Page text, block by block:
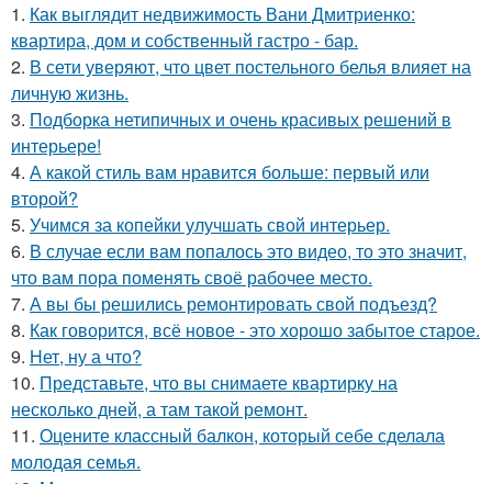
1. Как выглядит недвижимость Вани Дмитриенко:
квартира, дом и собственный гастро - бар.
2. В сети уверяют, что цвет постельного белья влияет на
личную жизнь.
3. Подборка нетипичных и очень красивых решений в
интерьере!
4. А какой стиль вам нравится больше: первый или
второй?
5. Учимся за копейки улучшать свой интерьер.
6. В случае если вам попалось это видео, то это значит,
что вам пора поменять своё рабочее место.
7. А вы бы решились ремонтировать свой подъезд?
8. Как говорится, всё новое - это хорошо забытое старое.
9. Нет, ну а что?
10. Представьте, что вы снимаете квартирку на
несколько дней, а там такой ремонт.
11. Оцените классный балкон, который себе сделала
молодая семья.